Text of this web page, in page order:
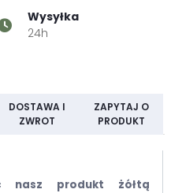
Wysyłka
24h
DOSTAWA I
ZWROT
ZAPYTAJ O
PRODUKT
nasz produkt żółtą